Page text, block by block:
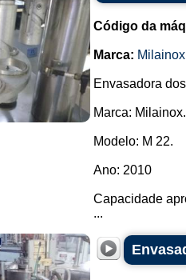
Código da
Marca: Milainox
Envasadora
Marca: Milainox.
Modelo: M 22.
Ano: 2010
Capacidade
...